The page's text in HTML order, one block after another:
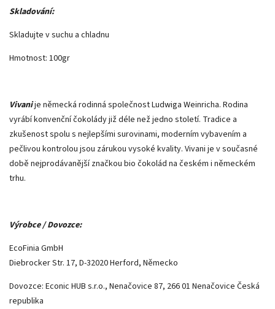
Skladování:
Skladujte v suchu a chladnu
Hmotnost: 100gr
Vivanije německá rodinná společnost Ludwiga Weinricha. Rodina
vyrábí konvenční čokolády již déle než jedno století. Tradice a
zkušenost spolu s nejlepšími surovinami, moderním vybavením a
pečlivou kontrolou jsou zárukou vysoké kvality. Vivani je v současné
době nejprodávanější značkou bio čokolád na českém i německém
trhu.
Výrobce / Dovozce:
EcoFinia GmbH
Diebrocker Str. 17, D-32020 Herford, Německo
Dovozce: Econic HUB s.r.o., Nenačovice 87, 266 01 Nenačovice Česká
republika